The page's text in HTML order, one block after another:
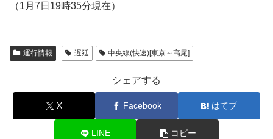
（1月7日19時35分現在）
運行情報 遅延 中央線(快速)[東京～高尾]
シェアする
X Facebook はてブ
LINE コピー